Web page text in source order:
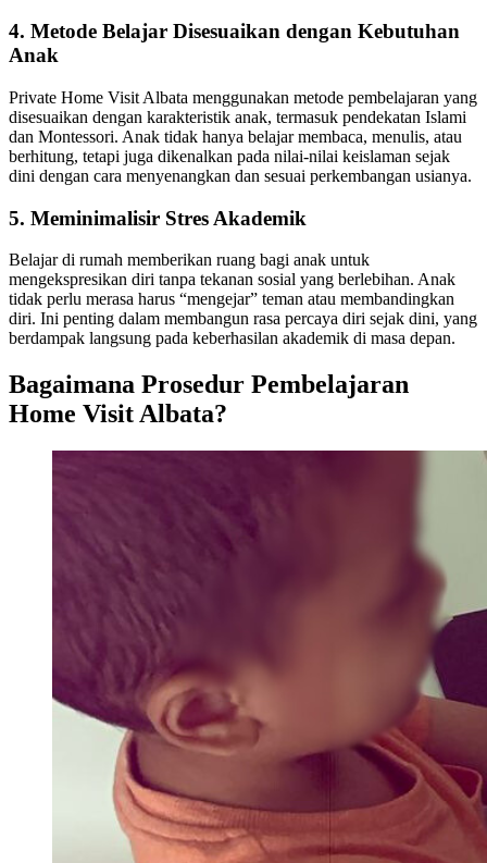
4. Metode Belajar Disesuaikan dengan Kebutuhan
Anak
Private Home Visit Albata menggunakan metode pembelajaran yang
disesuaikan dengan karakteristik anak, termasuk pendekatan Islami
dan Montessori. Anak tidak hanya belajar membaca, menulis, atau
berhitung, tetapi juga dikenalkan pada nilai-nilai keislaman sejak
dini dengan cara menyenangkan dan sesuai perkembangan usianya.
5. Meminimalisir Stres Akademik
Belajar di rumah memberikan ruang bagi anak untuk
mengekspresikan diri tanpa tekanan sosial yang berlebihan. Anak
tidak perlu merasa harus “mengejar” teman atau membandingkan
diri. Ini penting dalam membangun rasa percaya diri sejak dini, yang
berdampak langsung pada keberhasilan akademik di masa depan.
Bagaimana Prosedur Pembelajaran
Home Visit Albata?